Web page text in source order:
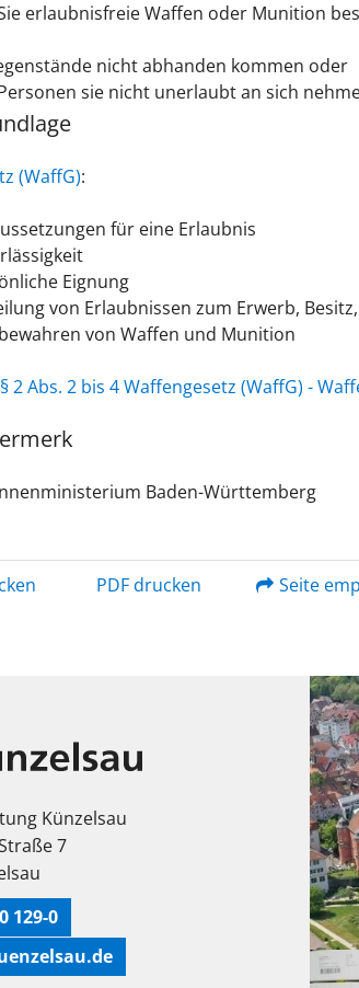
erlaubnisfreie Waffen oder Munition
nicht abhanden kommen oder
sie nicht unerlaubt an sich
(WaffG):
für eine Erlaubnis
Eignung
von Erlaubnissen zum Erwerb,
von Waffen und Munition
2 Abs. 2 bis 4 Waffengesetz (WaffG) -
Baden-Württemberg
PDF drucken Seite
Künzelsau
7
129-0